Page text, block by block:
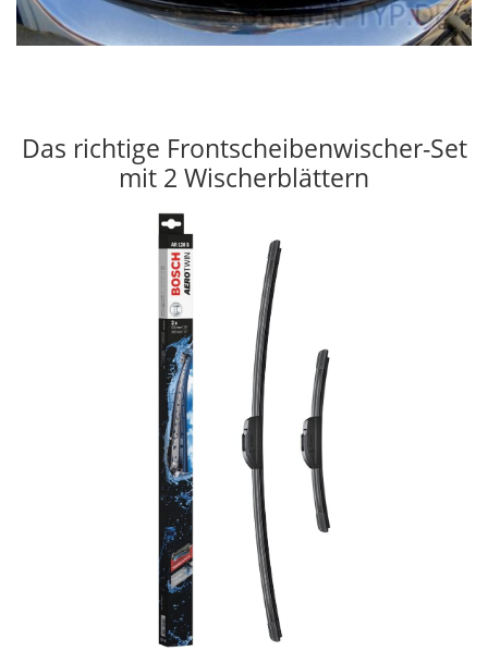
Das richtige Frontscheibenwischer-Set
mit 2 Wischerblättern